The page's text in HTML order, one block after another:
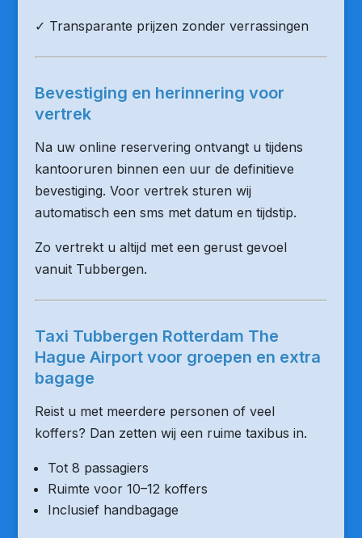
✓ Transparante prijzen zonder verrassingen
Bevestiging en herinnering voor
vertrek
Na uw online reservering ontvangt u tijdens
kantooruren binnen een uur de definitieve
bevestiging. Voor vertrek sturen wij
automatisch een sms met datum en tijdstip.
Zo vertrekt u altijd met een gerust gevoel
vanuit Tubbergen.
Taxi Tubbergen Rotterdam The
Hague Airport voor groepen en extra
bagage
Reist u met meerdere personen of veel
koffers? Dan zetten wij een ruime taxibus in.
Tot 8 passagiers
Ruimte voor 10–12 koffers
Inclusief handbagage